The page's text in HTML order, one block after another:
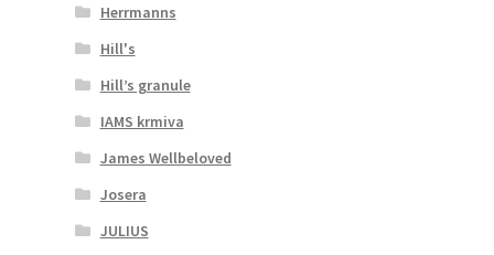
Herrmanns
Hill's
Hill’s granule
IAMS krmiva
James Wellbeloved
Josera
JULIUS